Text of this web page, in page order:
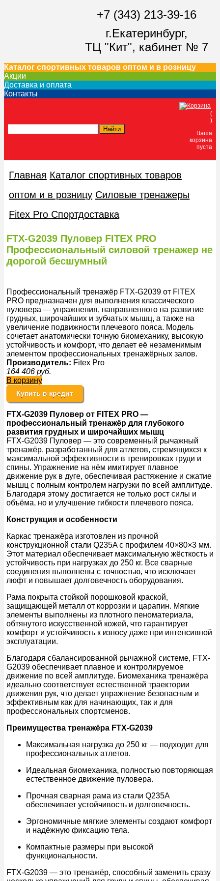
+7 (343) 213-39-16
г.Екатеринбург,
ТЦ "Кит", кабинет № 7
Каталог спортивных товаров оптом и в розницу
Акции
Доставка и оплата
Контакты
(
)
Ваша
корзина
пуста
Главная Каталог спортивных товаров
оптом и в розницу Силовые тренажеры
Fitex Pro Спортдоставка
FTX-G2039 Пуловер FITEX PRO
Профессиональный силовой тренажер не
дорогой бесшумный
Профессиональный тренажёр FTX-G2039 от FITEX
PRO предназначен для выполнения классического
пуловера — упражнения, направленного на развитие
грудных, широчайших и зубчатых мышц, а также на
увеличение подвижности плечевого пояса. Модель
сочетает анатомически точную биомеханику, высокую
устойчивость и комфорт, что делает её незаменимым
элементом профессиональных тренажёрных залов.
Производитель: Fitex Pro
164 406 руб.
В корзину
Купить в кредит
FTX-G2039 Пуловер от FITEX PRO —
профессиональный тренажёр для глубокого
развития грудных и широчайших мышц
FTX-G2039 Пуловер — это современный рычажный
тренажёр, разработанный для атлетов, стремящихся к
максимальной эффективности в тренировках груди и
спины. Упражнение на нём имитирует плавное
движение рук в дуге, обеспечивая растяжение и сжатие
мышц с полным контролем нагрузки по всей амплитуде.
Благодаря этому достигается не только рост силы и
объёма, но и улучшение гибкости плечевого пояса.
Конструкция и особенности
Каркас тренажёра изготовлен из прочной
конструкционной стали Q235A с профилем 40×80×3 мм.
Этот материал обеспечивает максимальную жёсткость и
устойчивость при нагрузках до 250 кг. Все сварные
соединения выполнены с точностью, что исключает
люфт и повышает долговечность оборудования.
Рама покрыта стойкой порошковой краской,
защищающей металл от коррозии и царапин. Мягкие
элементы выполнены из плотного пеноматериала,
обтянутого искусственной кожей, что гарантирует
комфорт и устойчивость к износу даже при интенсивной
эксплуатации.
Благодаря сбалансированной рычажной системе, FTX-
G2039 обеспечивает плавное и контролируемое
движение по всей амплитуде. Биомеханика тренажёра
идеально соответствует естественной траектории
движения рук, что делает упражнение безопасным и
эффективным как для начинающих, так и для
профессиональных спортсменов.
Преимущества тренажёра FTX-G2039
Максимальная нагрузка до 250 кг — подходит для
профессиональных атлетов.
Идеальная биомеханика, полностью повторяющая
естественное движение пуловера.
Прочная сварная рама из стали Q235A
обеспечивает устойчивость и долговечность.
Эргономичные мягкие элементы создают комфорт
и надёжную фиксацию тела.
Компактные размеры при высокой
функциональности.
FTX-G2039 — это тренажёр, способный заменить сразу